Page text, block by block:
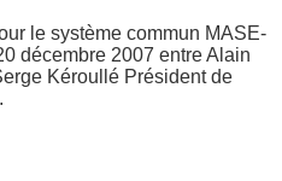
le système commun MASE-
décembre 2007 entre Alain
Kéroullé Président de